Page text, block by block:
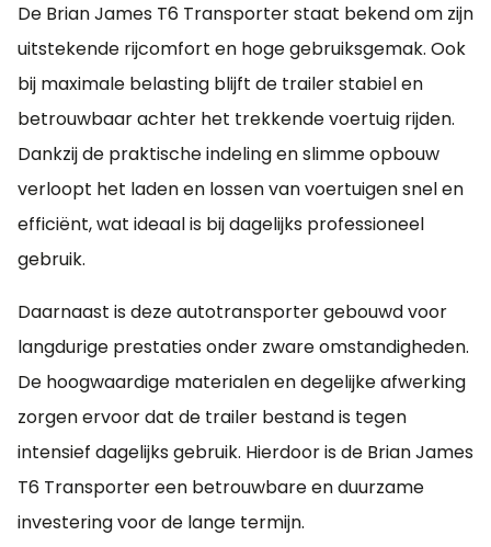
4300 kg met touw,
hoes en draadloze
bediening.
€ 1.540,00
Tempo 100 keuring
schokdempers
€ 175,00
tridemas
€ 585,00
Voorbord,
demontabel 2,10m
- zelfde kleur
Motorsteun Brian
De Brian James T6 Transporter staat bekend om zijn
uitstekende rijcomfort en hoge gebruiksgemak. Ook
bij maximale belasting blijft de trailer stabiel en
betrouwbaar achter het trekkende voertuig rijden.
Dankzij de praktische indeling en slimme opbouw
verloopt het laden en lossen van voertuigen snel en
efficiënt, wat ideaal is bij dagelijks professioneel
gebruik.
Daarnaast is deze autotransporter gebouwd voor
langdurige prestaties onder zware omstandigheden.
De hoogwaardige materialen en degelijke afwerking
zorgen ervoor dat de trailer bestand is tegen
intensief dagelijks gebruik. Hierdoor is de Brian James
T6 Transporter een betrouwbare en duurzame
investering voor de lange termijn.